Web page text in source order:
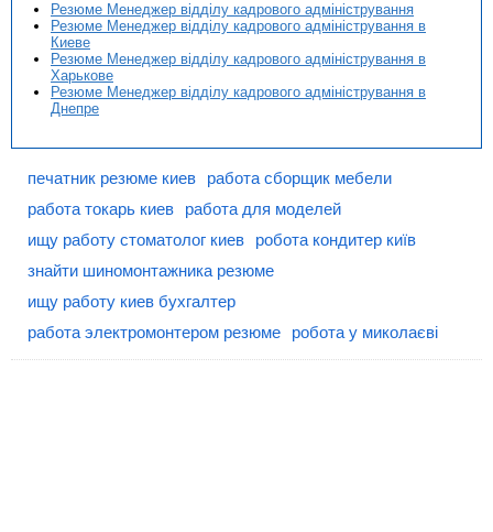
Резюме Менеджер відділу кадрового адміністрування
Резюме Менеджер відділу кадрового адміністрування в
Киеве
Резюме Менеджер відділу кадрового адміністрування в
Харькове
Резюме Менеджер відділу кадрового адміністрування в
Днепре
печатник резюме киев
работа сборщик мебели
работа токарь киев
работа для моделей
ищу работу стоматолог киев
робота кондитер київ
знайти шиномонтажника резюме
ищу работу киев бухгалтер
работа электромонтером резюме
робота у миколаєві